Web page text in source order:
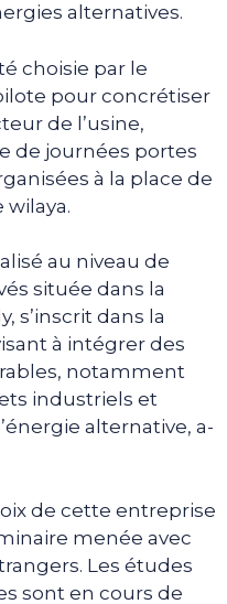
alternatives.
choisie par le
pour concrétiser
de l’usine,
de journées portes
à la place de
wilaya.
au niveau de
située dans la
s’inscrit dans la
à intégrer des
notamment
industriels et
alternative, a-
de cette entreprise
menée avec
Les études
sont en cours de